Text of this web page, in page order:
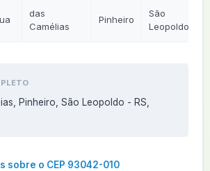
das
Camélias
Pinheiro
São
Leopoldo
Pinheiro, São Leopoldo - RS,
sobre o CEP 93042-010